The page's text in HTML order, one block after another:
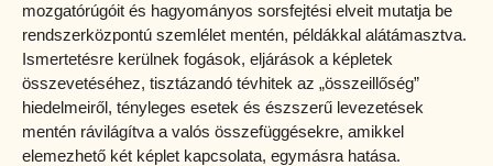
mozgatórúgóit és hagyományos sorsfejtési elveit mutatja be
rendszerközpontú szemlélet mentén, példákkal alátámasztva.
Ismertetésre kerülnek fogások, eljárások a képletek
összevetéséhez, tisztázandó tévhitek az „összeillőség”
hiedelmeiről, tényleges esetek és észszerű levezetések
mentén rávilágítva a valós összefüggésekre, amikkel
elemezhető két képlet kapcsolata, egymásra hatása.